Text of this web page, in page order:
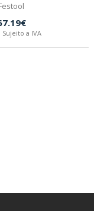
Sujeito a IVA